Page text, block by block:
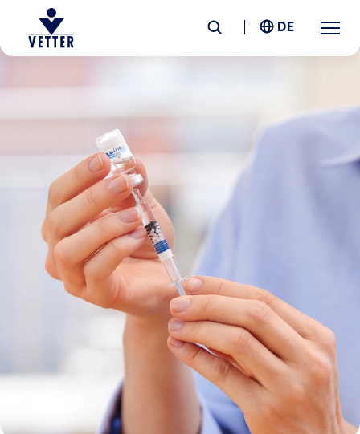
Verantwortung
Services
Standorte
News & Insights
DE